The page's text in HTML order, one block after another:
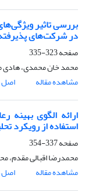
بررسی تاثیر
در شرکت‌های
صفحه323-335
محمد خان محمدی، هادی
مشاهده مقاله
اصل
ارائه الگوی بهینه
استفاده از رویکرد
صفحه337-354
محمدرضا اقبالی مقدم،
مشاهده مقاله
اصل